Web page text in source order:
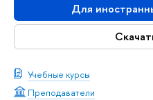
Для
Учебные курсы
Преподаватели